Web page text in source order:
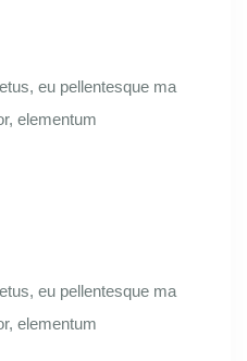
eu pellentesque ma
elementum
eu pellentesque ma
elementum